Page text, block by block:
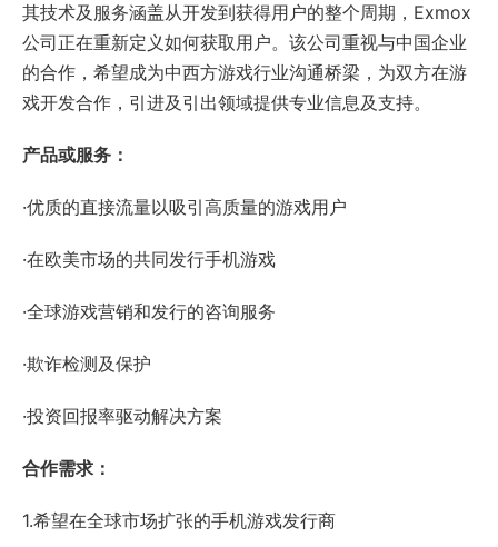
其技术及服务涵盖从开发到获得用户的整个周期，Exmox
公司正在重新定义如何获取用户。该公司重视与中国企业
的合作，希望成为中西方游戏行业沟通桥梁，为双方在游
戏开发合作，引进及引出领域提供专业信息及支持。
产品或服务：
·优质的直接流量以吸引高质量的游戏用户
·在欧美市场的共同发行手机游戏
·全球游戏营销和发行的咨询服务
·欺诈检测及保护
·投资回报率驱动解决方案
合作需求：
1.希望在全球市场扩张的手机游戏发行商